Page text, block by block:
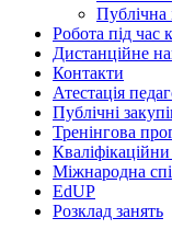
Публічна
Робота під час
Дистанційне
Контакти
Атестація
Публічні
Тренінгова
Міжнародна
EdUР
Розклад занять